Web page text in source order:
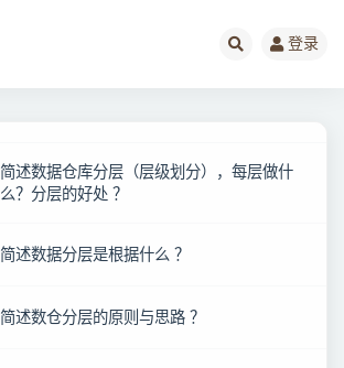
登录
简述数据仓库分层（层级划分），每层做什
么？分层的好处 ？
简述数据分层是根据什么 ？
简述数仓分层的原则与思路 ？